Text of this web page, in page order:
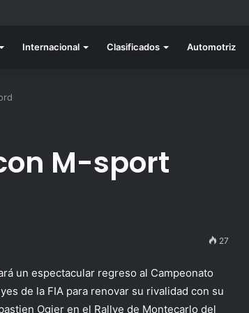
final del RallyACP
Internacional Clasificados Automotriz
M-sport
27
un espectacular regreso al Campeonato
de la FIA para renovar su rivalidad con su
Ogier en el Rallye de Montecarlo del